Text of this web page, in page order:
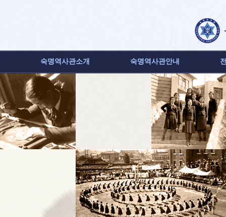
숙명역사관소개 숙명역사관안내